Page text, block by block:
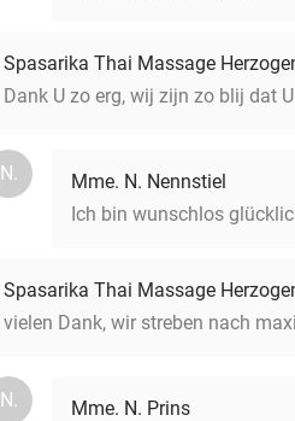
Spasarika Thai Massage
Dank U zo erg, wij zijn zo blij dat
N.
Mme. N. Nennstiel
Ich bin wunschlos
Spasarika Thai Massage
vielen Dank, wir streben nach
N.
Mme. N. Prins